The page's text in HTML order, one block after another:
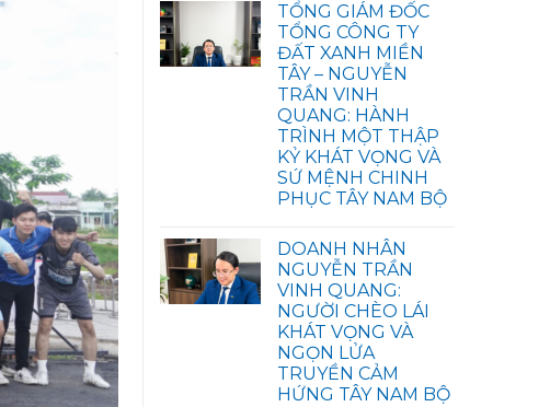
TỔNG GIÁM ĐỐC
TỔNG CÔNG TY
ĐẤT XANH MIỀN
TÂY – NGUYỄN
TRẦN VINH
QUANG: HÀNH
TRÌNH MỘT THẬP
KỶ KHÁT VỌNG VÀ
SỨ MỆNH CHINH
PHỤC TÂY NAM BỘ
DOANH NHÂN
NGUYỄN TRẦN
VINH QUANG:
NGƯỜI CHÈO LÁI
KHÁT VỌNG VÀ
NGỌN LỬA
TRUYỀN CẢM
HỨNG TÂY NAM BỘ